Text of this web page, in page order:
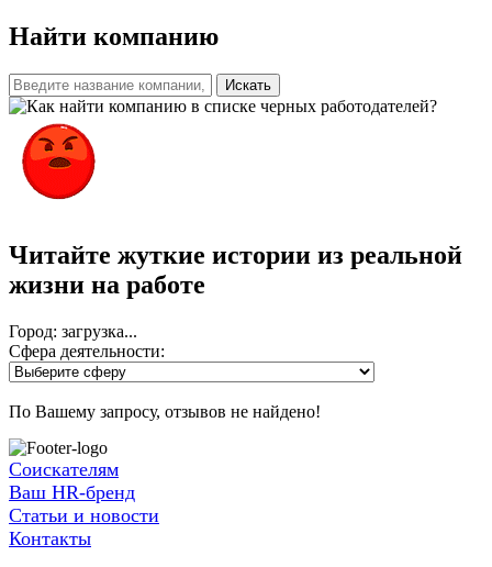
Найти компанию
Искать
Читайте жуткие истории из реальной
жизни на работе
Город: загрузка...
Сфера деятельности:
По Вашему запросу, отзывов не найдено!
Соискателям
Ваш HR-бренд
Статьи и новости
Контакты